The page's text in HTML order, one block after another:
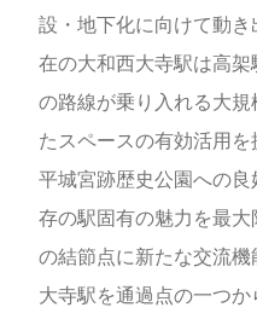
設・地下化に向けて動
在の大和西大寺駅は高
の路線が乗り入れる大
たスペースの有効活用
平城宮跡歴史公園への
存の駅固有の魅力を最
の結節点に新たな交流
大寺駅を通過点の一つ